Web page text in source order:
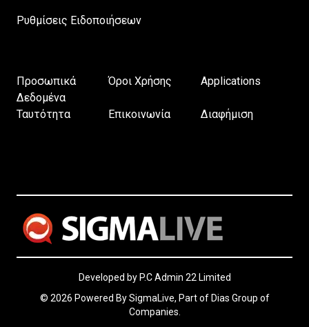
Ρυθμίσεις Ειδοποιήσεων
Προσωπικά
Δεδομένα
Όροι Χρήσης Applications
Ταυτότητα Επικοινωνία Διαφήμιση
Developed by P.C Admin 22 Limited
© 2026 Powered By SigmaLive, Part of Dias Group of
Companies.